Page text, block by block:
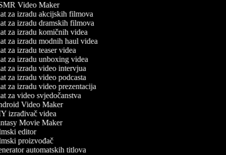
Video Maker
za izradu akcijskih filmova
za izradu dramskih filmova
za izradu komičnih videa
za izradu modnih haul videa
za izradu teaser videa
za izradu unboxing videa
za izradu video intervjua
za izradu video podcasta
za izradu video prezentacija
za video svjedočanstva
Video Maker
izrađivač videa
Movie Maker
editor
proizvođač
automatskih titlova